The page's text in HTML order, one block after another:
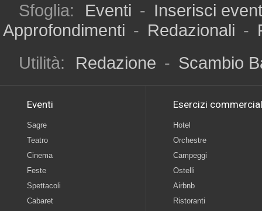
Sfoglia: Eventi - Inserisci
Approfondimenti - Redazionali -
Utilità:
Redazione - Scambio
Eventi
Sagre
Teatro
Cinema
Feste
Spettacoli
Cabaret
Esercizi
Hotel
Orchestre
Campeggi
Ostelli
Airbnb
Ristoranti